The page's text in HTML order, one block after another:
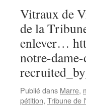
Vitraux de
de la
enlever…
notre-
Publié dans Marre,
pétition, Tribune de